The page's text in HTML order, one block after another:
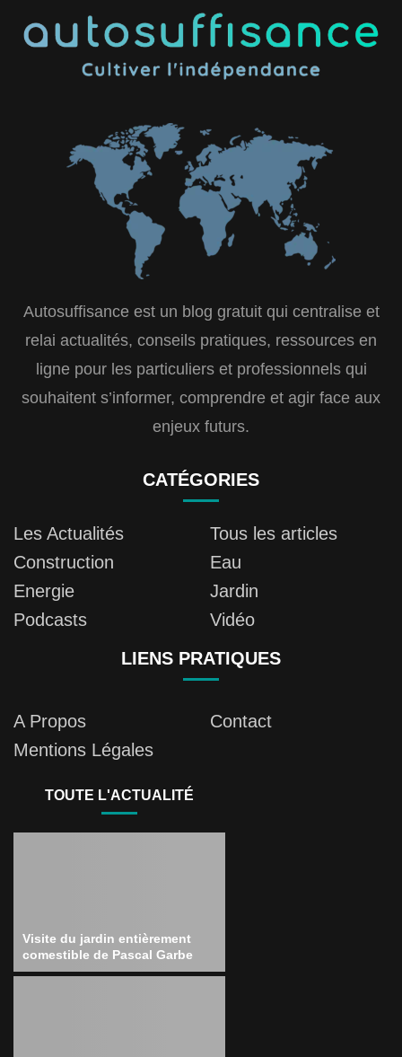
Autosuffisance est un blog gratuit qui centralise et
relai actualités, conseils pratiques, ressources en
ligne pour les particuliers et professionnels qui
souhaitent s’informer, comprendre et agir face aux
enjeux futurs.
CATÉGORIES
Les Actualités
Tous les articles
Construction
Eau
Energie
Jardin
Podcasts
Vidéo
LIENS PRATIQUES
A Propos
Contact
Mentions Légales
TOUTE L'ACTUALITÉ
Visite du jardin entièrement
comestible de Pascal Garbe